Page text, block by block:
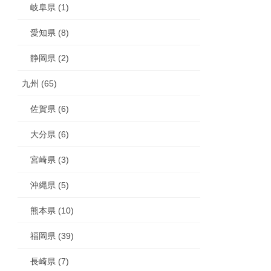
岐阜県 (1)
愛知県 (8)
静岡県 (2)
九州 (65)
佐賀県 (6)
大分県 (6)
宮崎県 (3)
沖縄県 (5)
熊本県 (10)
福岡県 (39)
長崎県 (7)